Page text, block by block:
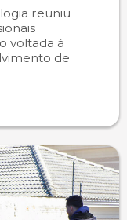
reuniu
voltada à
de